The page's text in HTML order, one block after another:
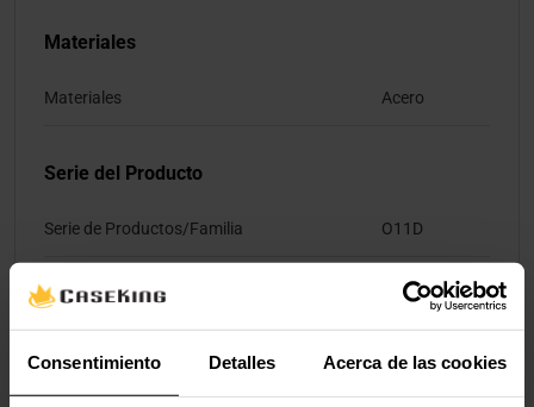
Consentimiento Detalles Acerca de las cookies
Materiales
Materiales Acero
Serie del Producto
Serie de Productos/Familia O11D